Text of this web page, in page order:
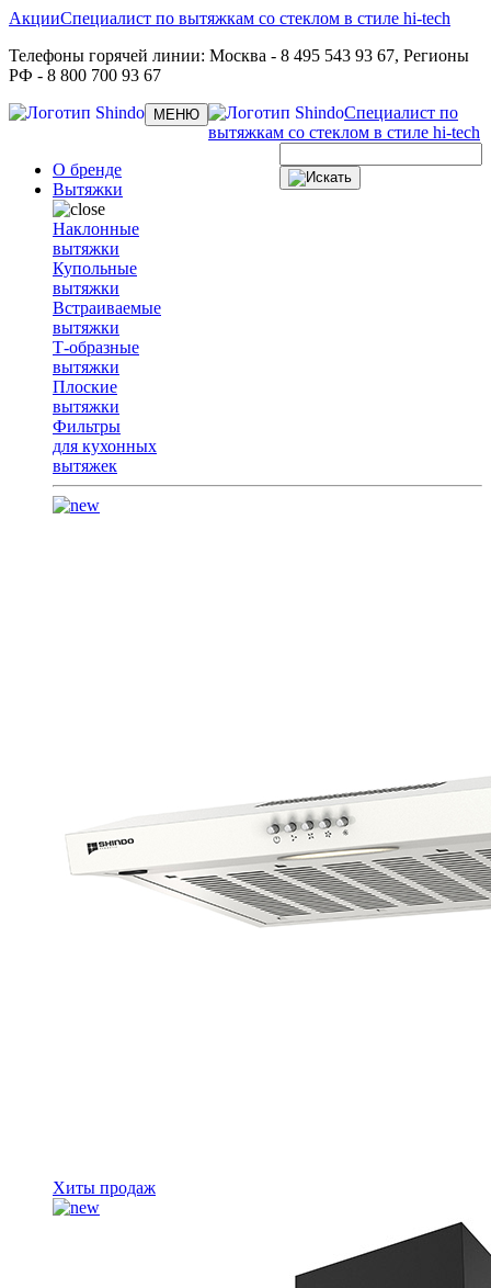
Акции
Телефоны горячей линии: Москва - 8 495 543 93 67, Регионы
РФ - 8 800 700 93 67
Специалист по вытяжкам со стеклом в стиле hi-tech
Toggle
navigation
МЕНЮ
Специалист по
вытяжкам со стеклом в стиле hi-tech
О бренде
Вытяжки
Наклонные
вытяжки
Купольные
вытяжки
Встраиваемые
вытяжки
Т-образные
вытяжки
Плоские
вытяжки
Фильтры
для кухонных
вытяжек
Хиты продаж